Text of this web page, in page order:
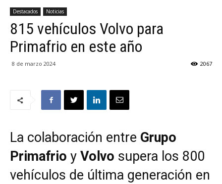
Destacados Noticias
815 vehículos Volvo para
Primafrio en este año
8 de marzo 2024 2067
La colaboración entre Grupo
Primafrio y Volvo supera los 800
vehículos de última generación en